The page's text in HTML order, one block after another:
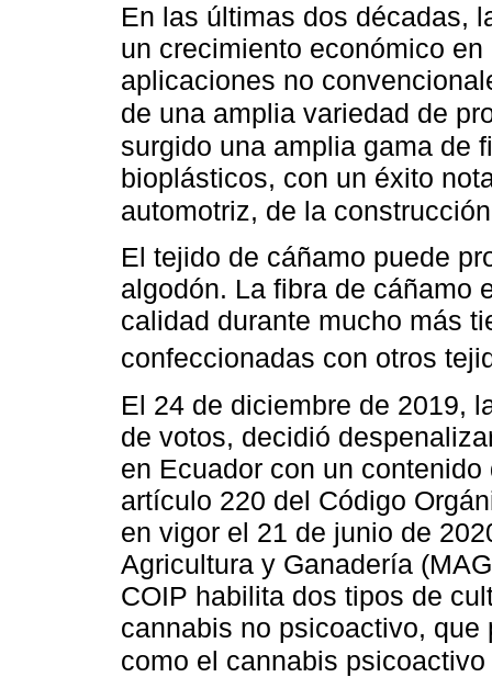
En las últimas dos décadas,
un crecimiento económico
aplicaciones no
de una amplia variedad de
surgido una amplia gama de
bioplásticos, con un éxito
automotriz, de la
El tejido de cáñamo puede
algodón. La fibra de cáñamo
calidad durante mucho más
confeccionadas con otros
El 24 de diciembre de 2019,
de votos, decidió
en Ecuador con un
artículo 220 del Código
en vigor el 21 de junio de
Agricultura y Ganadería
COIP habilita dos tipos de
cannabis no psicoactivo,
como el cannabis psicoactivo